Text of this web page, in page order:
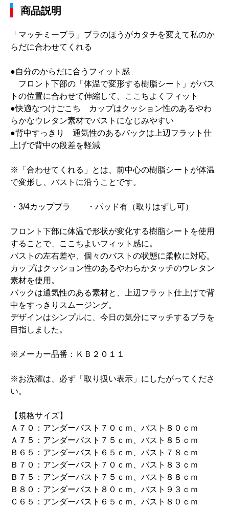
商品説明
「マッチミーブラ」ブラのほうがカタチを変えて私のか
らだに合わせてくれる
●自分のからだに合うフィット感
フロント下部の「体温で変形する樹脂シート」がバス
トの位置に合わせて伸縮して、ここちよくフィット
●快適なつけごこち カップはクッション性のあるやわ
らかなウレタン素材でバストになじみやすい
●背中すっきり 通気性のあるバックは上辺フラット仕
上げで背中の段差を軽減
※「合わせてくれる」とは、前中心の樹脂シートが体温
で変形し、バストに沿うことです。
・3/4カップブラ ・パッド有（取りはずし可）
フロント下部に体温で形状が変化する樹脂シートを使用
することで、ここちよいフィット感に。
バストの左右差や、個々のバストの状態に柔軟に対応。
カップはクッション性のあるやわらかタッチのウレタン
素材を使用。
バックは通気性のある素材と、上辺フラット仕上げで背
中をすっきりスムージング。
デザインはシンプルに、今日の気分にマッチするブラを
目指しました。
※メーカー品番：ＫＢ２０１１
※お洗濯は、必ず「取り扱い表示」にしたがってくださ
い。
【規格サイズ】
Ａ７０：アンダーバスト７０ｃｍ、バスト８０ｃｍ
Ａ７５：アンダーバスト７５ｃｍ、バスト８５ｃｍ
Ｂ６５：アンダーバスト６５ｃｍ、バスト７８ｃｍ
Ｂ７０：アンダーバスト７０ｃｍ、バスト８３ｃｍ
Ｂ７５：アンダーバスト７５ｃｍ、バスト８８ｃｍ
Ｂ８０：アンダーバスト８０ｃｍ、バスト９３ｃｍ
Ｃ６５：アンダーバスト６５ｃｍ、バスト８０ｃｍ